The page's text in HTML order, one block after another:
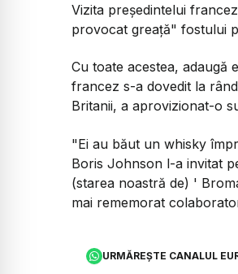
Vizita preşedintelui
provocat greaţă" fostului
Cu toate acestea, adaugă
francez s-a dovedit la
Britanii, a aprovizionat-o
"Ei au băut un whisky
Boris Johnson l-a invitat
(starea noastră de) '
mai rememorat
URMĂREȘTE CANALUL